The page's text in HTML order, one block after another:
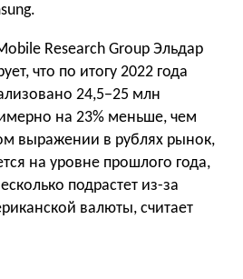
Research Group Эльдар
что по итогу 2022 года
24,5−25 млн
на 23% меньше, чем
выражении в рублях рынок,
на уровне прошлого года,
подрастет из-за
валюты, считает